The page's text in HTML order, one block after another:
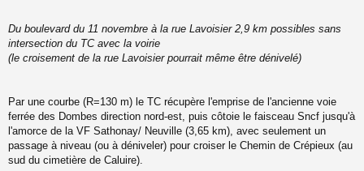
Du boulevard du 11 novembre à la rue Lavoisier 2,9 km possibles sans
intersection du TC avec la voirie
(le croisement de la rue Lavoisier pourrait même être dénivelé)
Par une courbe (R=130 m) le TC récupère l'emprise de l'ancienne voie
ferrée des Dombes direction nord-est, puis côtoie le faisceau Sncf jusqu'à
l'amorce de la VF Sathonay/ Neuville (3,65 km), avec seulement un
passage à niveau (ou à déniveler) pour croiser le Chemin de Crépieux (au
sud du cimetière de Caluire).